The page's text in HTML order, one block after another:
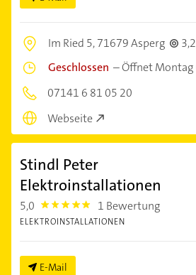
Im Ried 5,71679 Asperg
Geschlossen –Öffnet Montag
07141 6 81 05 20
Webseite
Stindl Peter
Elektroinstallationen
5,0 5.0 1 Bewertung
ELEKTROINSTALLATIONEN
E-Mail